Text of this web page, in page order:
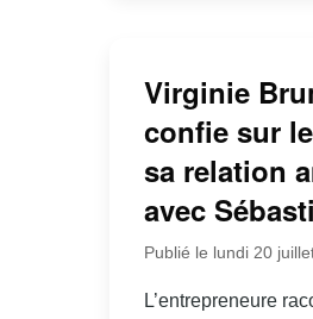
Virginie
confie sur
sa relation
avec
Publié le lundi 20
L’entrepreneure